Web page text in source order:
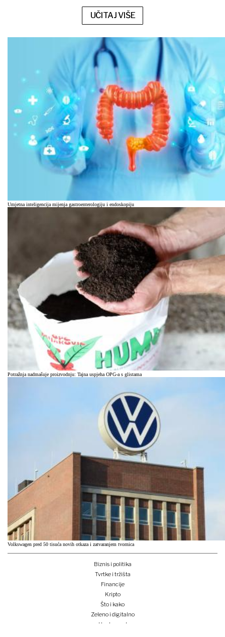
UČITAJ VIŠE
Umjetna inteligencija mijenja gastroenterologiju i endoskopiju
Potražnja nadmašuje proizvodnju: Tajna uspjeha OPG-a s glistama
Volkswagen pred 50 tisuća novih otkaza i zatvaranjem tvornica
Biznis i politika
Tvrtke i tržišta
Financije
Kripto
Što i kako
Zeleno i digitalno
Unplugged